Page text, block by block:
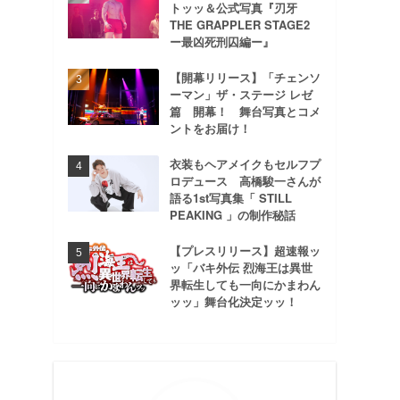
トッッ＆公式写真『刃牙
THE GRAPPLER STAGE2
ー最凶死刑囚編ー』
【開幕リリース】「チェンソ
ーマン」ザ・ステージ レゼ
篇 開幕！ 舞台写真とコメ
ントをお届け！
衣装もヘアメイクもセルフプ
ロデュース 高橋駿一さんが
語る1st写真集「 STILL
PEAKING 」の制作秘話
【プレスリリース】超速報ッ
ッ「バキ外伝 烈海王は異世
界転生しても一向にかまわん
ッッ」舞台化決定ッッ！